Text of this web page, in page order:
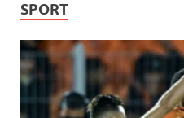
SPORT